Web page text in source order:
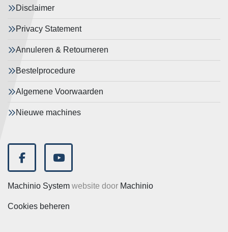
Disclaimer
Privacy Statement
Annuleren & Retourneren
Bestelprocedure
Algemene Voorwaarden
Nieuwe machines
facebookyoutube
Machinio System website door Machinio
Cookies beheren